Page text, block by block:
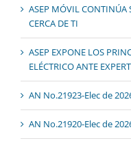
ASEP MÓVIL CONTINÚA
CERCA DE TI
ASEP EXPONE LOS
ELÉCTRICO ANTE
AN No.21923-Elec de
AN No.21920-Elec de